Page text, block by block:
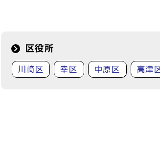
区役所
川崎区 幸区 中原区 高津